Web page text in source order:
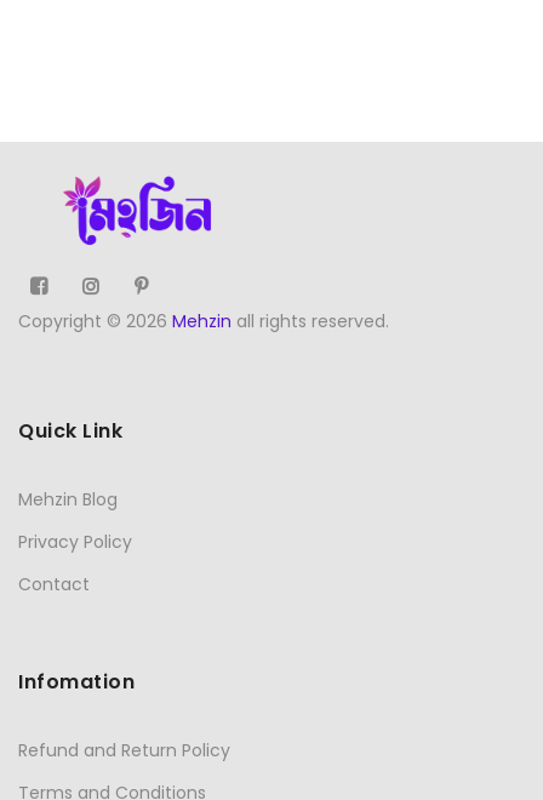
Copyright © 2026 Mehzin all rights reserved.
Quick Link
Mehzin Blog
Privacy Policy
Contact
Infomation
Refund and Return Policy
Terms and Conditions